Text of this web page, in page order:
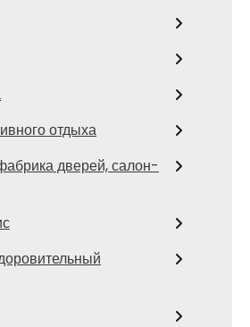
отдыха
дверей, салон-